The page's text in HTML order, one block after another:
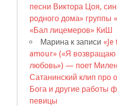
песни Виктора Цоя,
родного дома» группы
«Бал лицемеров» КиШ
Марина к записи
amour» («Я
любовь») — поет
Сатанинский клип про
Бога и другие работы
певицы